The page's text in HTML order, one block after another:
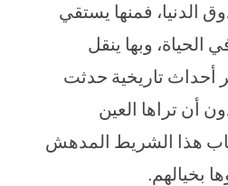
الدنيا، فمنها يستقي
الحياة، وبها ينقل
أحداث تاريخية حدثت
أن تراها العين
هذا الشريط المدهش
بخيالهم.